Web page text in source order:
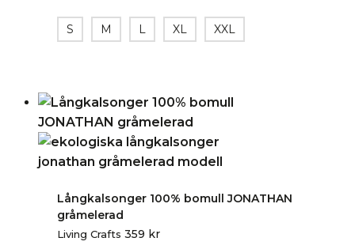
S M L XL XXL
Långkalsonger 100% bomull JONATHAN
gråmelerad
Living Crafts 359 kr